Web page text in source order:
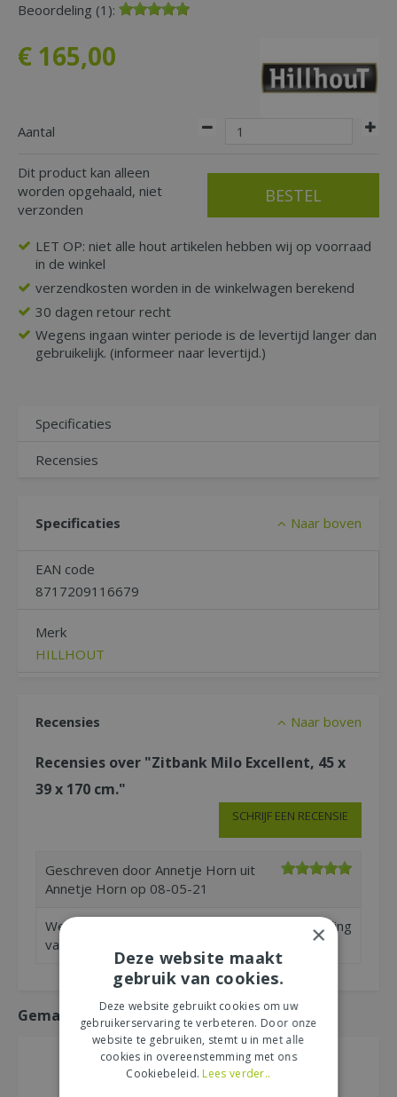
Beoordeling (1):
€ 165,00
Aantal
Dit product kan alleen
worden opgehaald, niet
verzonden
LET OP: niet alle hout artikelen hebben wij op voorraad
in de winkel
verzendkosten worden in de winkelwagen berekend
30 dagen retour recht
Wegens ingaan winter periode is de levertijd langer dan
gebruikelijk. (informeer naar levertijd.)
Specificaties
Recensies
Specificaties Naar boven
EAN code
8717209116679
Merk
HILLHOUT
Recensies Naar boven
Recensies over "Zitbank Milo Excellent, 45 x
39 x 170 cm."
SCHRIJF EEN RECENSIE
Geschreven door Annetje Horn uit
Annetje Horn op 08-05-21
We zijn heel tevreden. Past goed bij de uitstraling
van ons huis. Wel heel zwaar!
Gemakkelijk mee bestellen
×
Deze website maakt
gebruik van cookies.
Deze website gebruikt cookies om uw
gebruikerservaring te verbeteren. Door onze
website te gebruiken, stemt u in met alle
cookies in overeenstemming met ons
Cookiebeleid. Lees verder..